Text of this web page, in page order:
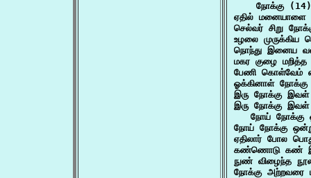
    நோக்கு (14)
ஏதில் மனையாளை
செல்வர் சிறு
உழலை
நொந்து இனைய
மகர குழை
பேணி கொள்வேம்
ஓக்கினாள்
இரு நோக்கு
இரு நோக்கு
நோய் நோக்கு
நோய் நோக்கு
ஏதிலார் போல
கண்ணொடு கண்
நுண் விழைந்த
நோக்கு அற்றவரை